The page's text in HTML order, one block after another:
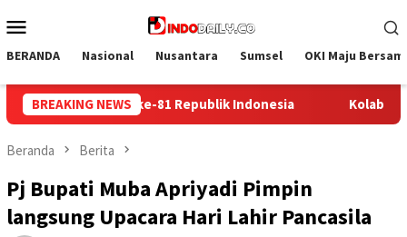
ke
Mobile
BERANDA Nasional Nusantara Sumsel OKI Maju
BREAKING NEWS
Kolaborasi Lintas Sektoral di Lapas Muara Enim:
Beranda Berita
Pj Bupati Muba Apriyadi Pimpin
langsung Upacara Hari Lahir Pancasila